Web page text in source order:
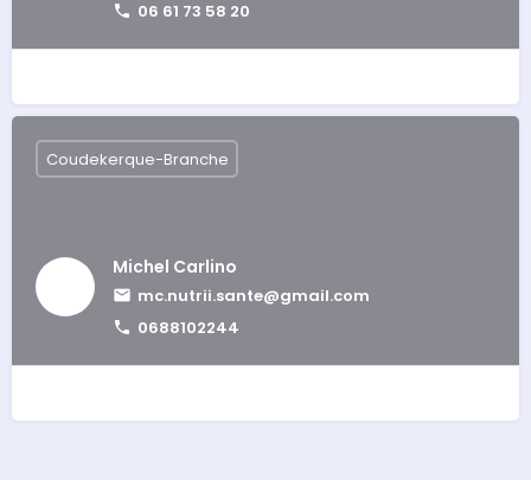
06 61 73 58 20
Michel Carlino
mc.nutrii.sante@gmail.com
0688102244
Coudekerque-Branche